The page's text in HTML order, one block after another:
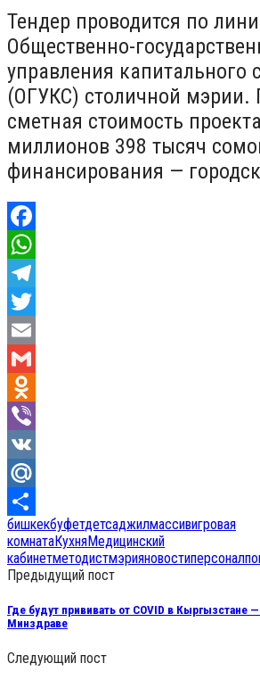
Тендер проводится по
Общественно-
управления капитального
(ОГУКС) столичной мэрии.
сметная стоимость
миллионов 398 тысяч
финансирования —
Facebook
WhatsApp
Telegram
Twitter
Email
Gmail
Odnoklassniki
Viber
VK
Mail.Ru
Отправить
бишкекбуфетдетсаджилмассивигровая
комнатаКухняМедицинский
кабинетметодистмэрияновостиперсонал
Предыдущий пост
Где будут прививать от COVID в Кыргызстане
Минздраве
Следующий пост